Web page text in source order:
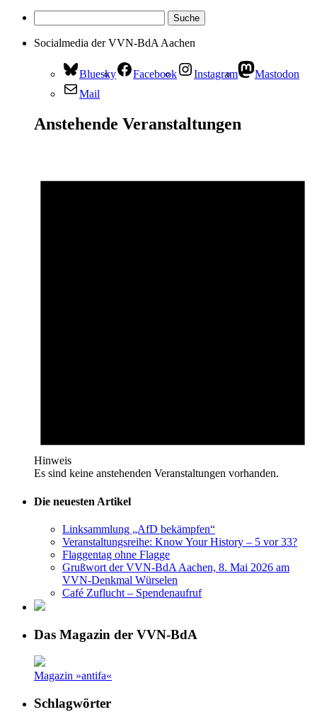
Socialmedia der VVN-BdA Aachen
Bluesky Facebook Instagram
Mastodon
Mail
Anstehende Veranstaltungen
Hinweis
Es sind keine anstehenden Veranstaltungen vorhanden.
Die neuesten Artikel
Linksammlung „AfD bekämpfen“
Veranstaltungsreihe: Know Your History – 5 vor 33?
Flaggentag ohne Flagge
Grußwort der VVN-BdA Aachen, 8. Mai 2026 am
VVN-Denkmal Würselen
Café Zuflucht – Spendenaufruf
Das Magazin der VVN-BdA
Magazin »antifa«
Schlagwörter